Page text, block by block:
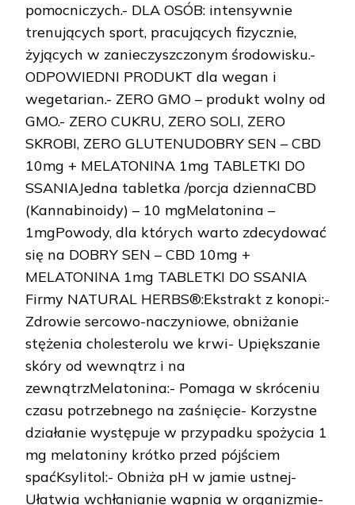
pomocniczych.- DLA OSÓB: intensywnie
trenujących sport, pracujących fizycznie,
żyjących w zanieczyszczonym środowisku.-
ODPOWIEDNI PRODUKT dla wegan i
wegetarian.- ZERO GMO – produkt wolny od
GMO.- ZERO CUKRU, ZERO SOLI, ZERO
SKROBI, ZERO GLUTENUDOBRY SEN – CBD
10mg + MELATONINA 1mg TABLETKI DO
SSANIAJedna tabletka /porcja dziennaCBD
(Kannabinoidy) – 10 mgMelatonina –
1mgPowody, dla których warto zdecydować
się na DOBRY SEN – CBD 10mg +
MELATONINA 1mg TABLETKI DO SSANIA
Firmy NATURAL HERBS®:Ekstrakt z konopi:-
Zdrowie sercowo-naczyniowe, obniżanie
stężenia cholesterolu we krwi- Upiększanie
skóry od wewnątrz i na
zewnątrzMelatonina:- Pomaga w skróceniu
czasu potrzebnego na zaśnięcie- Korzystne
działanie występuje w przypadku spożycia 1
mg melatoniny krótko przed pójściem
spaćKsylitol:- Obniża pH w jamie ustnej-
Ułatwia wchłanianie wapnia w organizmie-